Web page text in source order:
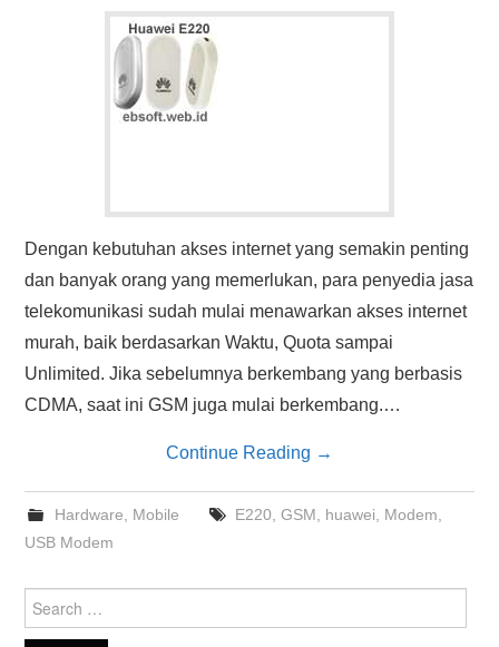
HASIL PENCARIAN
Dengan kebutuhan akses internet yang semakin penting
dan banyak orang yang memerlukan, para penyedia jasa
telekomunikasi sudah mulai menawarkan akses internet
murah, baik berdasarkan Waktu, Quota sampai
Unlimited. Jika sebelumnya berkembang yang berbasis
CDMA, saat ini GSM juga mulai berkembang.…
Continue Reading →
Hardware Mobile E220 GSM huawei Modem
USB Modem
for: